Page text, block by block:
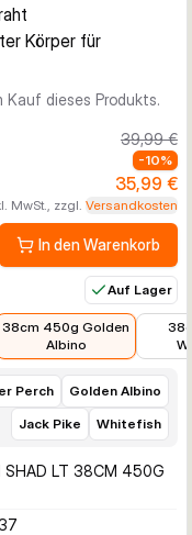
Körper für
Kauf dieses Produkts.
39,99 €
-10%
35,99 €
MwSt., zzgl. Versandkosten
hinzufügen
In den Warenkorb
Auf Lager
38cm 450g Golden
Albino
35,99
Perch
Golden Albino
Jack Pike
Whitefish
SHAD LT 38CM 450G